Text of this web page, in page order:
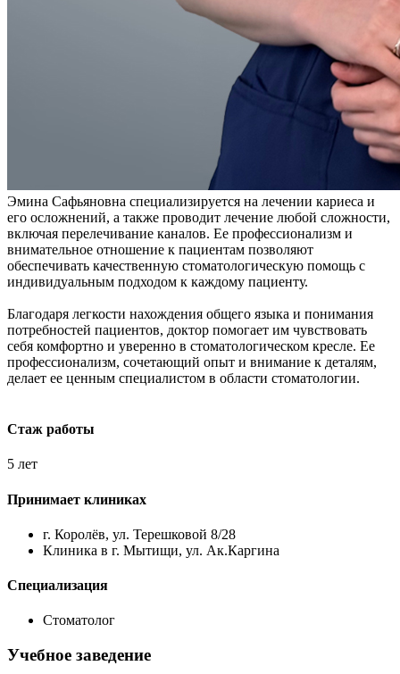
Эмина Сафьяновна специализируется на лечении кариеса и
его осложнений, а также проводит лечение любой сложности,
включая перелечивание каналов. Ее профессионализм и
внимательное отношение к пациентам позволяют
обеспечивать качественную стоматологическую помощь с
индивидуальным подходом к каждому пациенту.
Благодаря легкости нахождения общего языка и понимания
потребностей пациентов, доктор помогает им чувствовать
себя комфортно и уверенно в стоматологическом кресле. Ее
профессионализм, сочетающий опыт и внимание к деталям,
делает ее ценным специалистом в области стоматологии.
Стаж работы
5 лет
Принимает клиниках
г. Королёв, ул. Терешковой 8/28
Клиника в г. Мытищи, ул. Ак.Каргина
Специализация
Стоматолог
Учебное заведение